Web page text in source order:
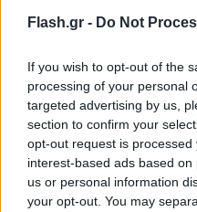
Flash.gr - Do Not
If you wish to opt-out of the
processing of your personal
targeted advertising by us,
section to confirm your
opt-out request is
interest-based ads based
us or personal information
your opt-out. You may